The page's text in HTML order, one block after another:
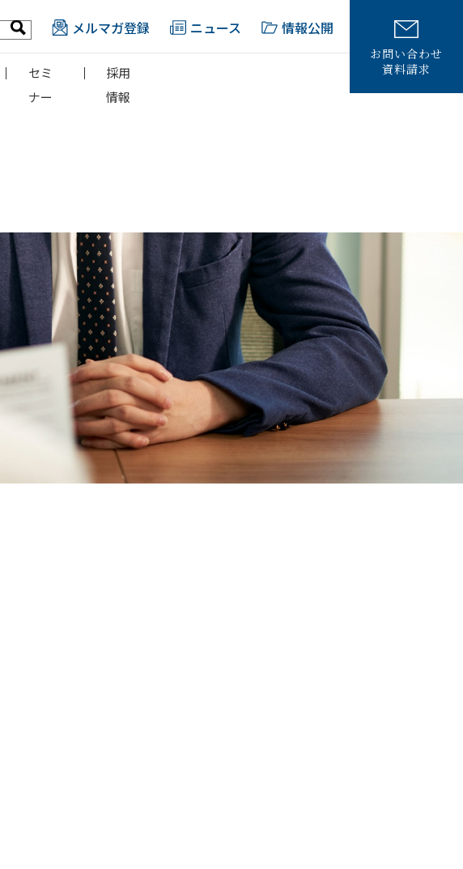
メルマガ登録 ニュース 情報公開
セミ
ナー
採用
情報
お問い合わせ
資料請求